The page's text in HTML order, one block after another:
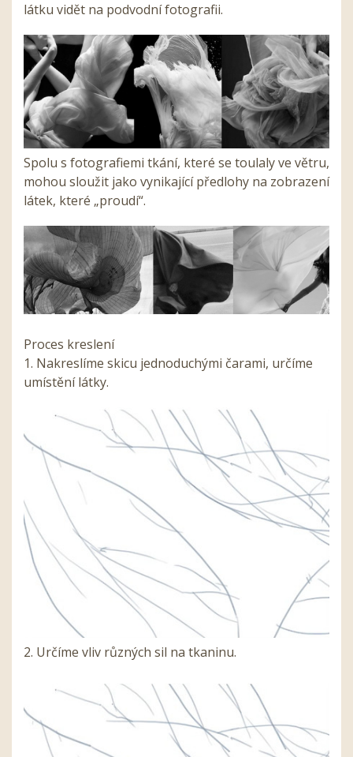
látku vidět na podvodní fotografii.
Spolu s fotografiemi tkání, které se toulaly ve větru,
mohou sloužit jako vynikající předlohy na zobrazení
látek, které „proudí“.
Proces kreslení
1. Nakreslíme skicu jednoduchými čarami, určíme
umístění látky.
2. Určíme vliv různých sil na tkaninu.